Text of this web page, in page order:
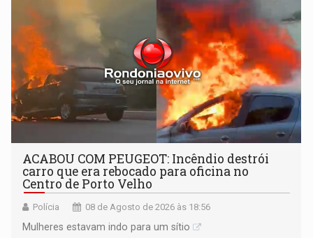
ACABOU COM PEUGEOT: Incêndio destrói
carro que era rebocado para oficina no
Centro de Porto Velho
Polícia 08 de Agosto de 2026 às 18:56
Mulheres estavam indo para um sítio